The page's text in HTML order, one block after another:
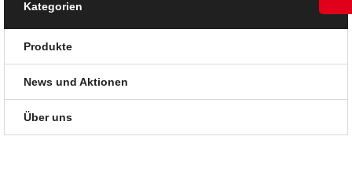
Kategorien
Produkte
News und Aktionen
Über uns